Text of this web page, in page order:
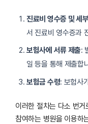
진료비 영수증 및 세
서 진료비 영수증과
보험사에 서류 제출:
일 등을 통해 제출합
보험금 수령: 보험사
이러한 절차는 다소 번
참여하는 병원을 이용하